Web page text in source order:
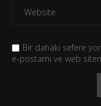
Bir dahaki sefere
e-postamı ve web